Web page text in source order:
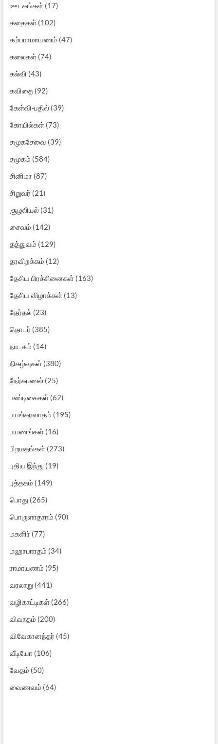
ஊடகங்கள்(17)
கதைகள்(102)
கம்பராமாயணம் (47)
கலைகள்(74)
கல்வி (43)
கவிதை(92)
கேள்வி-பதில்(39)
கோயில்கள்(73)
சமூகசேவை (39)
சமூகம் (584)
சினிமா (87)
சிறுவர் (21)
சூழலியல்(31)
சைவம் (142)
தத்துவம் (129)
தரவிறக்கம் (12)
தேசிய பிரச்சினைகள்(163)
தேசிய விழாக்கள்(13)
தேர்தல்(23)
தொடர் (385)
நாடகம் (14)
நிகழ்வுகள்(380)
நேர்காணல்(25)
பண்டிகைகள்(62)
பயங்கரவாதம் (195)
பயணங்கள்(16)
பிறமதங்கள்(273)
புதிய இந்து (19)
புத்தகம் (149)
பொது (265)
பொருளாதாரம் (90)
மகளிர் (77)
மஹாபாரதம் (34)
ராமாயணம் (95)
வரலாறு(441)
வழிகாட்டிகள்(266)
விவாதம் (200)
விவேகானந்தர் (45)
வீடியோ (106)
வேதம் (50)
வைணவம் (64)